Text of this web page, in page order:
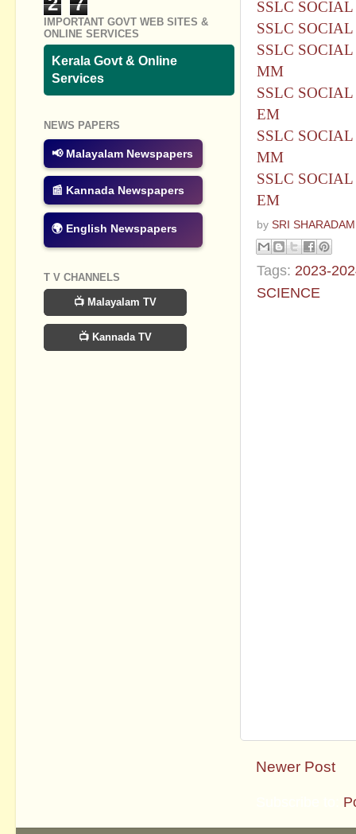
SSLC
SSLC
SSLC
MM
SSLC
EM
SSLC
MM
SSLC
EM
by SRI
Tags: 2023-
SCIENCE
Newer Post
IMPORTANT GOVT WEB SITES &
ONLINE SERVICES
Kerala Govt & Online
Services
NEWS PAPERS
📢 Malayalam Newspapers
📰 Kannada Newspapers
🌍 English Newspapers
T V CHANNELS
📺 Malayalam TV
📺 Kannada TV